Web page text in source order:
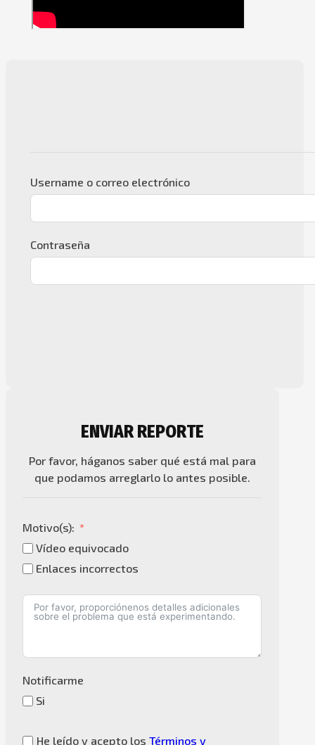
Username o correo electrónico
Contraseña
ENVIAR REPORTE
Por favor, háganos saber qué está mal para
que podamos arreglarlo lo antes posible.
Motivo(s):
Vídeo equivocado
Enlaces incorrectos
Notificarme
Si
He leído y acepto losTérminos y